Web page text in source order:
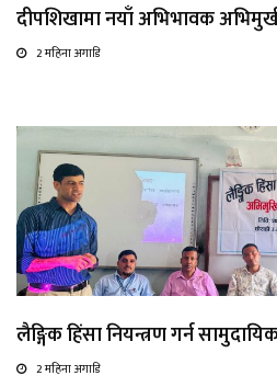
दीपशिखामा नयाँ अभिभावक
2 महिना अगाडि
लैङ्गिक हिंसा नियन्त्रण गर्न
2 महिना अगाडि